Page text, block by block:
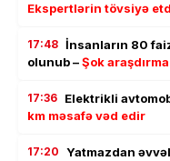
Ekspertlərin tövsiyə
17:48 İnsanların 80
olunub –Şok araşdırma
17:36 Elektrikli
km məsafə vəd edir
17:20 Yatmazdan